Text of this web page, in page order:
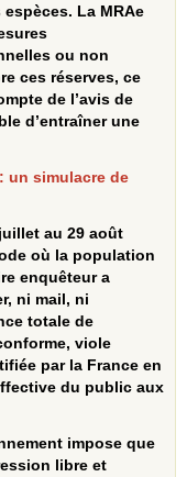
La MRAe
ou non
ces réserves, ce
de l’avis de
d’entraîner une
un simulacre de
au 29 août
où la population
enquêteur a
ni mail, ni
totale de
viole
par la France en
du public aux
impose que
libre et